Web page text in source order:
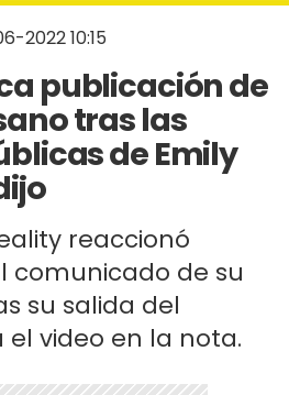
2022 10:15
publicación de
tras las
de Emily
reaccionó
comunicado de su
su salida del
video en la nota.